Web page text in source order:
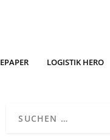
EPAPER LOGISTIK HERO